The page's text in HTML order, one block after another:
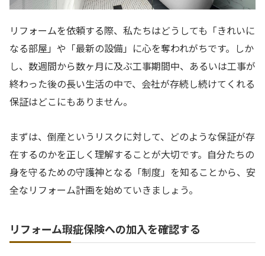
リフォームを依頼する際、私たちはどうしても「きれいに
なる部屋」や「最新の設備」に心を奪われがちです。しか
し、数週間から数ヶ月に及ぶ工事期間中、あるいは工事が
終わった後の長い生活の中で、会社が存続し続けてくれる
保証はどこにもありません。
まずは、倒産というリスクに対して、どのような保証が存
在するのかを正しく理解することが大切です。自分たちの
身を守るための守護神となる「制度」を知ることから、安
全なリフォーム計画を始めていきましょう。
リフォーム瑕疵保険への加入を確認する